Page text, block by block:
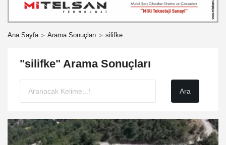
Ana Sayfa Arama Sonuçları silifke
"silifke" Arama Sonuçları